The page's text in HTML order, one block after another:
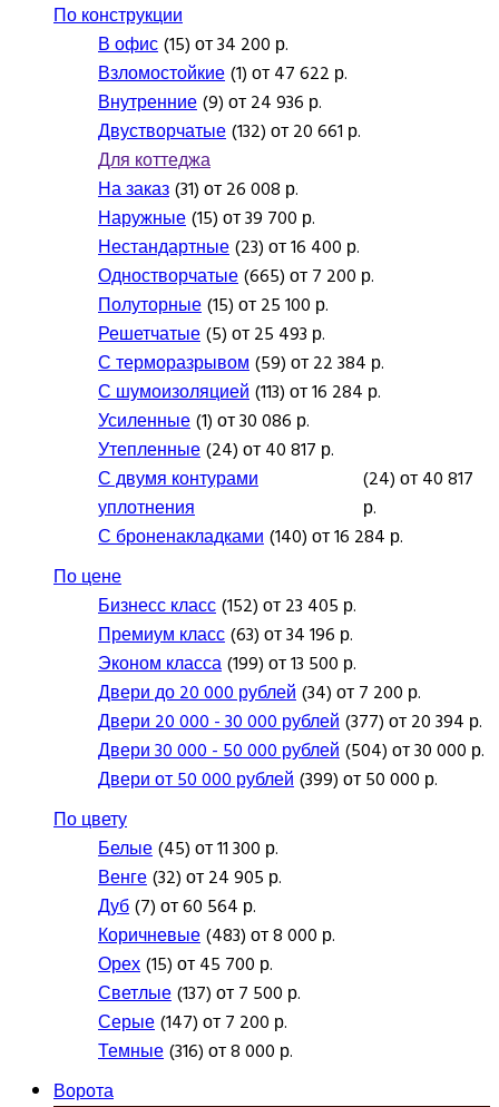
По конструкции
В офис(15) от 34 200 р.
Взломостойкие(1) от 47 622 р.
Внутренние(9) от 24 936 р.
Двустворчатые(132) от 20 661 р.
Для коттеджа
На заказ(31) от 26 008 р.
Наружные(15) от 39 700 р.
Нестандартные(23) от 16 400 р.
Одностворчатые(665) от 7 200 р.
Полуторные(15) от 25 100 р.
Решетчатые(5) от 25 493 р.
С терморазрывом(59) от 22 384 р.
С шумоизоляцией(113) от 16 284 р.
Усиленные(1) от 30 086 р.
Утепленные(24) от 40 817 р.
С двумя контурами
уплотнения
(24) от 40 817
р.
С броненакладками(140) от 16 284 р.
По цене
Бизнесс класс(152) от 23 405 р.
Премиум класс(63) от 34 196 р.
Эконом класса(199) от 13 500 р.
Двери до 20 000 рублей(34) от 7 200 р.
Двери 20 000 - 30 000 рублей(377) от 20 394 р.
Двери 30 000 - 50 000 рублей(504) от 30 000 р.
Двери от 50 000 рублей(399) от 50 000 р.
По цвету
Белые(45) от 11 300 р.
Венге(32) от 24 905 р.
Дуб(7) от 60 564 р.
Коричневые(483) от 8 000 р.
Орех(15) от 45 700 р.
Светлые(137) от 7 500 р.
Серые(147) от 7 200 р.
Темные(316) от 8 000 р.
Ворота